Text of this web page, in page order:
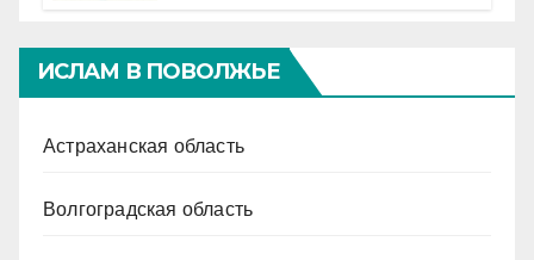
ИСЛАМ В ПОВОЛЖЬЕ
Астраханская область
Волгоградская область